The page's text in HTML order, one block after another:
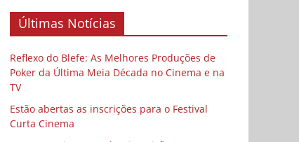
Últimas Notícias
Reflexo do Blefe: As Melhores Produções de
Poker da Última Meia Década no Cinema e na
TV
Estão abertas as inscrições para o Festival
Curta Cinema